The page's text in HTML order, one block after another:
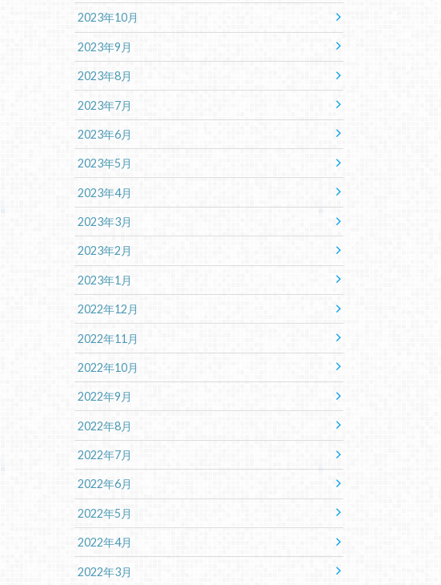
2023年10月
2023年9月
2023年8月
2023年7月
2023年6月
2023年5月
2023年4月
2023年3月
2023年2月
2023年1月
2022年12月
2022年11月
2022年10月
2022年9月
2022年8月
2022年7月
2022年6月
2022年5月
2022年4月
2022年3月